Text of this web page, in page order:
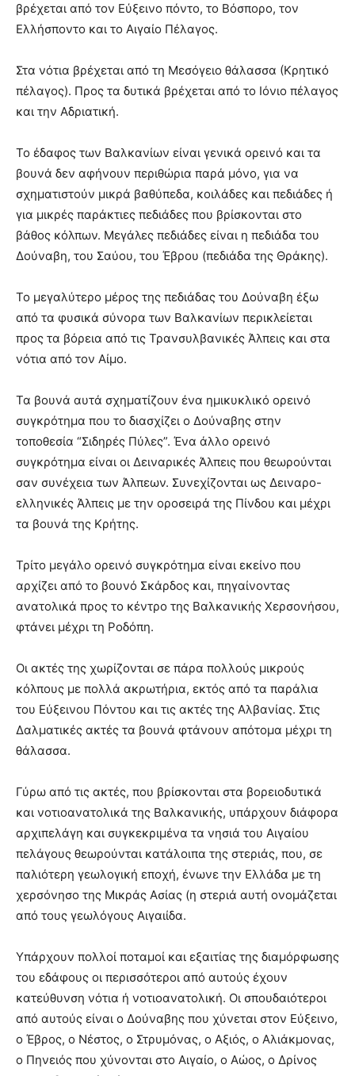
βρέχεται από τον Εύξεινο πόντο, το Βόσπορο, τον
Ελλήσποντο και το Αιγαίο Πέλαγος.
Στα νότια βρέχεται από τη Μεσόγειο θάλασσα (Κρητικό
πέλαγος). Προς τα δυτικά βρέχεται από το Ιόνιο πέλαγος
και την Αδριατική.
Το έδαφος των Βαλκανίων είναι γενικά ορεινό και τα
βουνά δεν αφήνουν περιθώρια παρά μόνο, για να
σχηματιστούν μικρά βαθύπεδα, κοιλάδες και πεδιάδες ή
για μικρές παράκτιες πεδιάδες που βρίσκονται στο
βάθος κόλπων. Μεγάλες πεδιάδες είναι η πεδιάδα του
Δούναβη, του Σαύου, του Έβρου (πεδιάδα της Θράκης).
Το μεγαλύτερο μέρος της πεδιάδας του Δούναβη έξω
από τα φυσικά σύνορα των Βαλκανίων περικλείεται
προς τα βόρεια από τις Τρανσυλβανικές Άλπεις και στα
νότια από τον Αίμο.
Τα βουνά αυτά σχηματίζουν ένα ημικυκλικό ορεινό
συγκρότημα που το διασχίζει ο Δούναβης στην
τοποθεσία “Σιδηρές Πύλες”. Ένα άλλο ορεινό
συγκρότημα είναι οι Δειναρικές Άλπεις που θεωρούνται
σαν συνέχεια των Άλπεων. Συνεχίζονται ως Δειναρο-
ελληνικές Άλπεις με την οροσειρά της Πίνδου και μέχρι
τα βουνά της Κρήτης.
Τρίτο μεγάλο ορεινό συγκρότημα είναι εκείνο που
αρχίζει από το βουνό Σκάρδος και, πηγαίνοντας
ανατολικά προς το κέντρο της Βαλκανικής Χερσονήσου,
φτάνει μέχρι τη Ροδόπη.
Οι ακτές της χωρίζονται σε πάρα πολλούς μικρούς
κόλπους με πολλά ακρωτήρια, εκτός από τα παράλια
του Εύξεινου Πόντου και τις ακτές της Αλβανίας. Στις
Δαλματικές ακτές τα βουνά φτάνουν απότομα μέχρι τη
θάλασσα.
Γύρω από τις ακτές, που βρίσκονται στα βορειοδυτικά
και νοτιοανατολικά της Βαλκανικής, υπάρχουν διάφορα
αρχιπελάγη και συγκεκριμένα τα νησιά του Αιγαίου
πελάγους θεωρούνται κατάλοιπα της στεριάς, που, σε
παλιότερη γεωλογική εποχή, ένωνε την Ελλάδα με τη
χερσόνησο της Μικράς Ασίας (η στεριά αυτή ονομάζεται
από τους γεωλόγους Αιγαιίδα.
Υπάρχουν πολλοί ποταμοί και εξαιτίας της διαμόρφωσης
του εδάφους οι περισσότεροι από αυτούς έχουν
κατεύθυνση νότια ή νοτιοανατολική. Οι σπουδαιότεροι
από αυτούς είναι ο Δούναβης που χύνεται στον Εύξεινο,
ο Έβρος, ο Νέστος, ο Στρυμόνας, ο Αξιός, ο Αλιάκμονας,
ο Πηνειός που χύνονται στο Αιγαίο, ο Αώος, ο Δρίνος